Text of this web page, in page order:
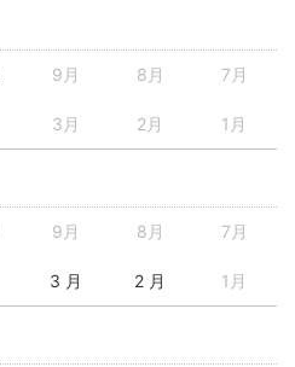
9月 8月 7月
3月 2月 1月
9月 8月 7月
3 月 2 月 1月